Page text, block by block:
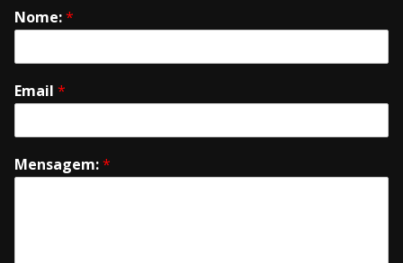
Nome:*
Email *
Mensagem:*